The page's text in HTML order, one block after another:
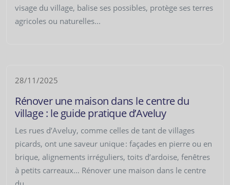
visage du village, balise ses possibles, protège ses terres
agricoles ou naturelles...
28/11/2025
Rénover une maison dans le centre du
village : le guide pratique d’Aveluy
Les rues d’Aveluy, comme celles de tant de villages
picards, ont une saveur unique : façades en pierre ou en
brique, alignements irréguliers, toits d’ardoise, fenêtres
à petits carreaux… Rénover une maison dans le centre